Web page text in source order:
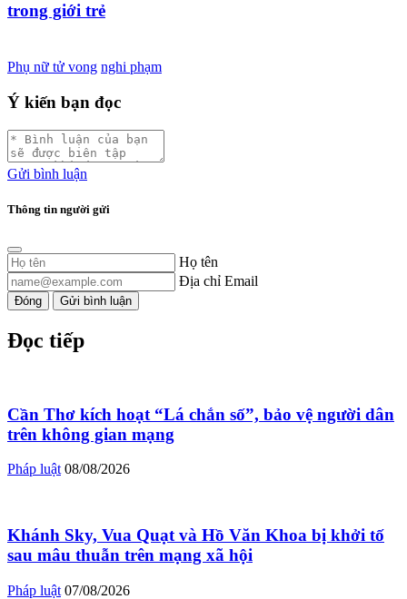
trong giới trẻ
Phụ nữ tử vong nghi phạm
Ý kiến bạn đọc
Gửi bình luận
Thông tin người gửi
Họ tên
Địa chỉ Email
Đóng Gửi bình luận
Đọc tiếp
Cần Thơ kích hoạt “Lá chắn số”, bảo vệ người dân
trên không gian mạng
Pháp luật 08/08/2026
Khánh Sky, Vua Quạt và Hồ Văn Khoa bị khởi tố
sau mâu thuẫn trên mạng xã hội
Pháp luật 07/08/2026